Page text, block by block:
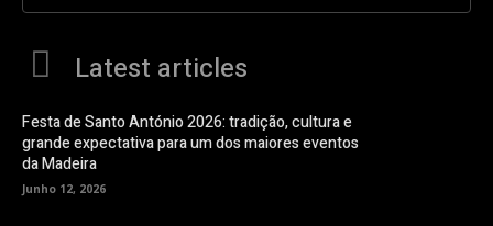
Latest articles
Festa de Santo António 2026: tradição, cultura e
grande expectativa para um dos maiores eventos
da Madeira
Junho 12, 2026